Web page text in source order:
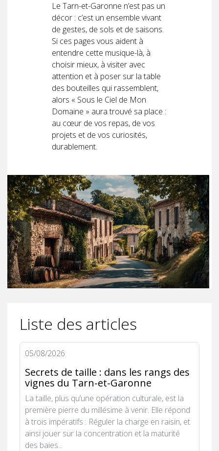
Le Tarn-et-Garonne n’est pas un
décor : c’est un ensemble vivant
de gestes, de sols et de saisons.
Si ces pages vous aident à
entendre cette musique-là, à
choisir mieux, à visiter avec
attention et à poser sur la table
des bouteilles qui rassemblent,
alors « Sous le Ciel de Mon
Domaine » aura trouvé sa place :
au cœur de vos repas, de vos
projets et de vos curiosités,
durablement.
Liste des articles
05/08/2026
Secrets de taille : dans les rangs des
vignes du Tarn-et-Garonne
La taille, plus qu’une opération culturale, est la
première pierre du millésime à venir. Elle répond
à trois impératifs : Réguler la charge en raisin, et
ainsi jouer sur la concentration et la maturité
des baies...